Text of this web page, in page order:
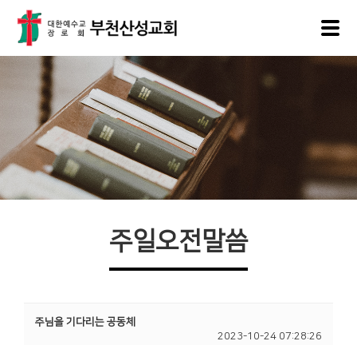
주일오전말씀
주님을 기다리는 공동체
2023-10-24 07:28:26